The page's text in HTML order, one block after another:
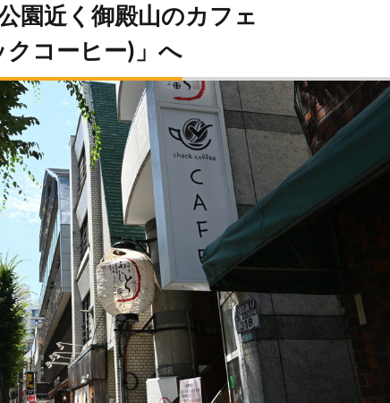
園近く御殿山のカフェ
クコーヒー)」へ